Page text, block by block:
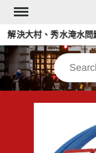
Skip
content
決大村、秀水淹水問題
Search